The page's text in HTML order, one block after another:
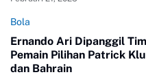
Bola
Ernando Ari Dipanggil
Pemain Pilihan Patrick
dan Bahrain